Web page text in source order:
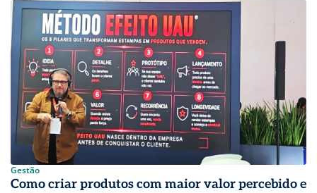
Gestão
Como criar produtos com maior valor percebido e